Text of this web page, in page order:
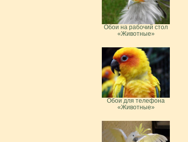
Обои на рабочий стол
«Животные»
Обои для телефона
«Животные»